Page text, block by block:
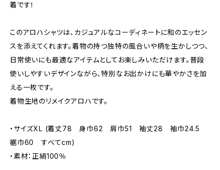
着です！
このアロハシャツは、カジュアルなコーディネートに和のエッセン
スを添えてくれます。着物の持つ独特の風合いや柄を生かしつつ、
日常使いにも最適なアイテムとしてお楽しみいただけます。普段
使いしやすいデザインながら、特別なお出かけにも華やかさを加
える一枚です。
着物生地のリメイクアロハです。
・サイズXL (着丈78 身巾62 肩巾51 袖丈28 袖巾24.5
裾巾60 すべてcm)
・素材：正絹100％